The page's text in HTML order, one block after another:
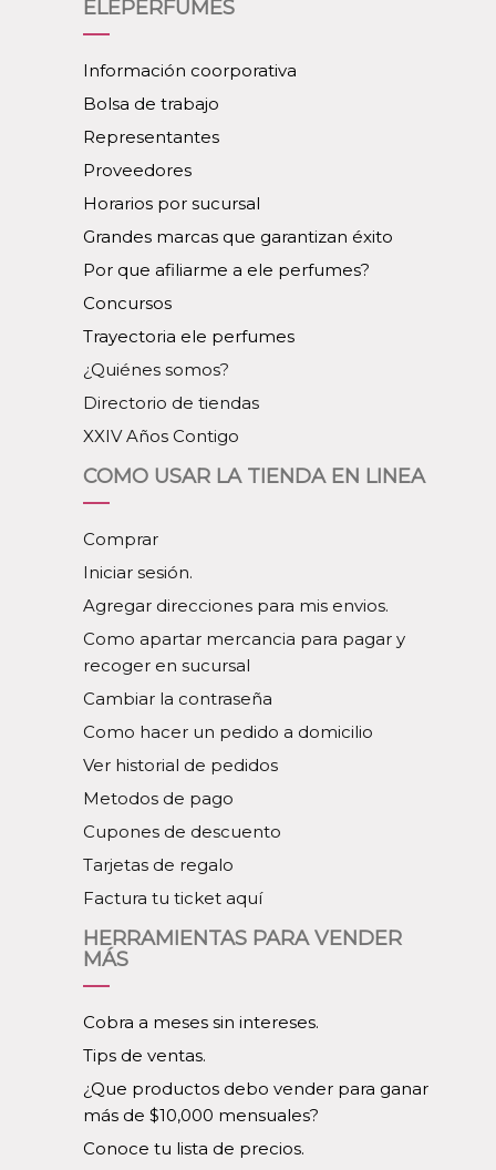
ELEPERFUMES
Información coorporativa
Bolsa de trabajo
Representantes
Proveedores
Horarios por sucursal
Grandes marcas que garantizan éxito
Por que afiliarme a ele perfumes?
Concursos
Trayectoria ele perfumes
¿Quiénes somos?
Directorio de tiendas
XXIV Años Contigo
COMO USAR LA TIENDA EN LINEA
Comprar
Iniciar sesión.
Agregar direcciones para mis envios.
Como apartar mercancia para pagar y
recoger en sucursal
Cambiar la contraseña
Como hacer un pedido a domicilio
Ver historial de pedidos
Metodos de pago
Cupones de descuento
Tarjetas de regalo
Factura tu ticket aquí
HERRAMIENTAS PARA VENDER
MÁS
Cobra a meses sin intereses.
Tips de ventas.
¿Que productos debo vender para ganar
más de $10,000 mensuales?
Conoce tu lista de precios.